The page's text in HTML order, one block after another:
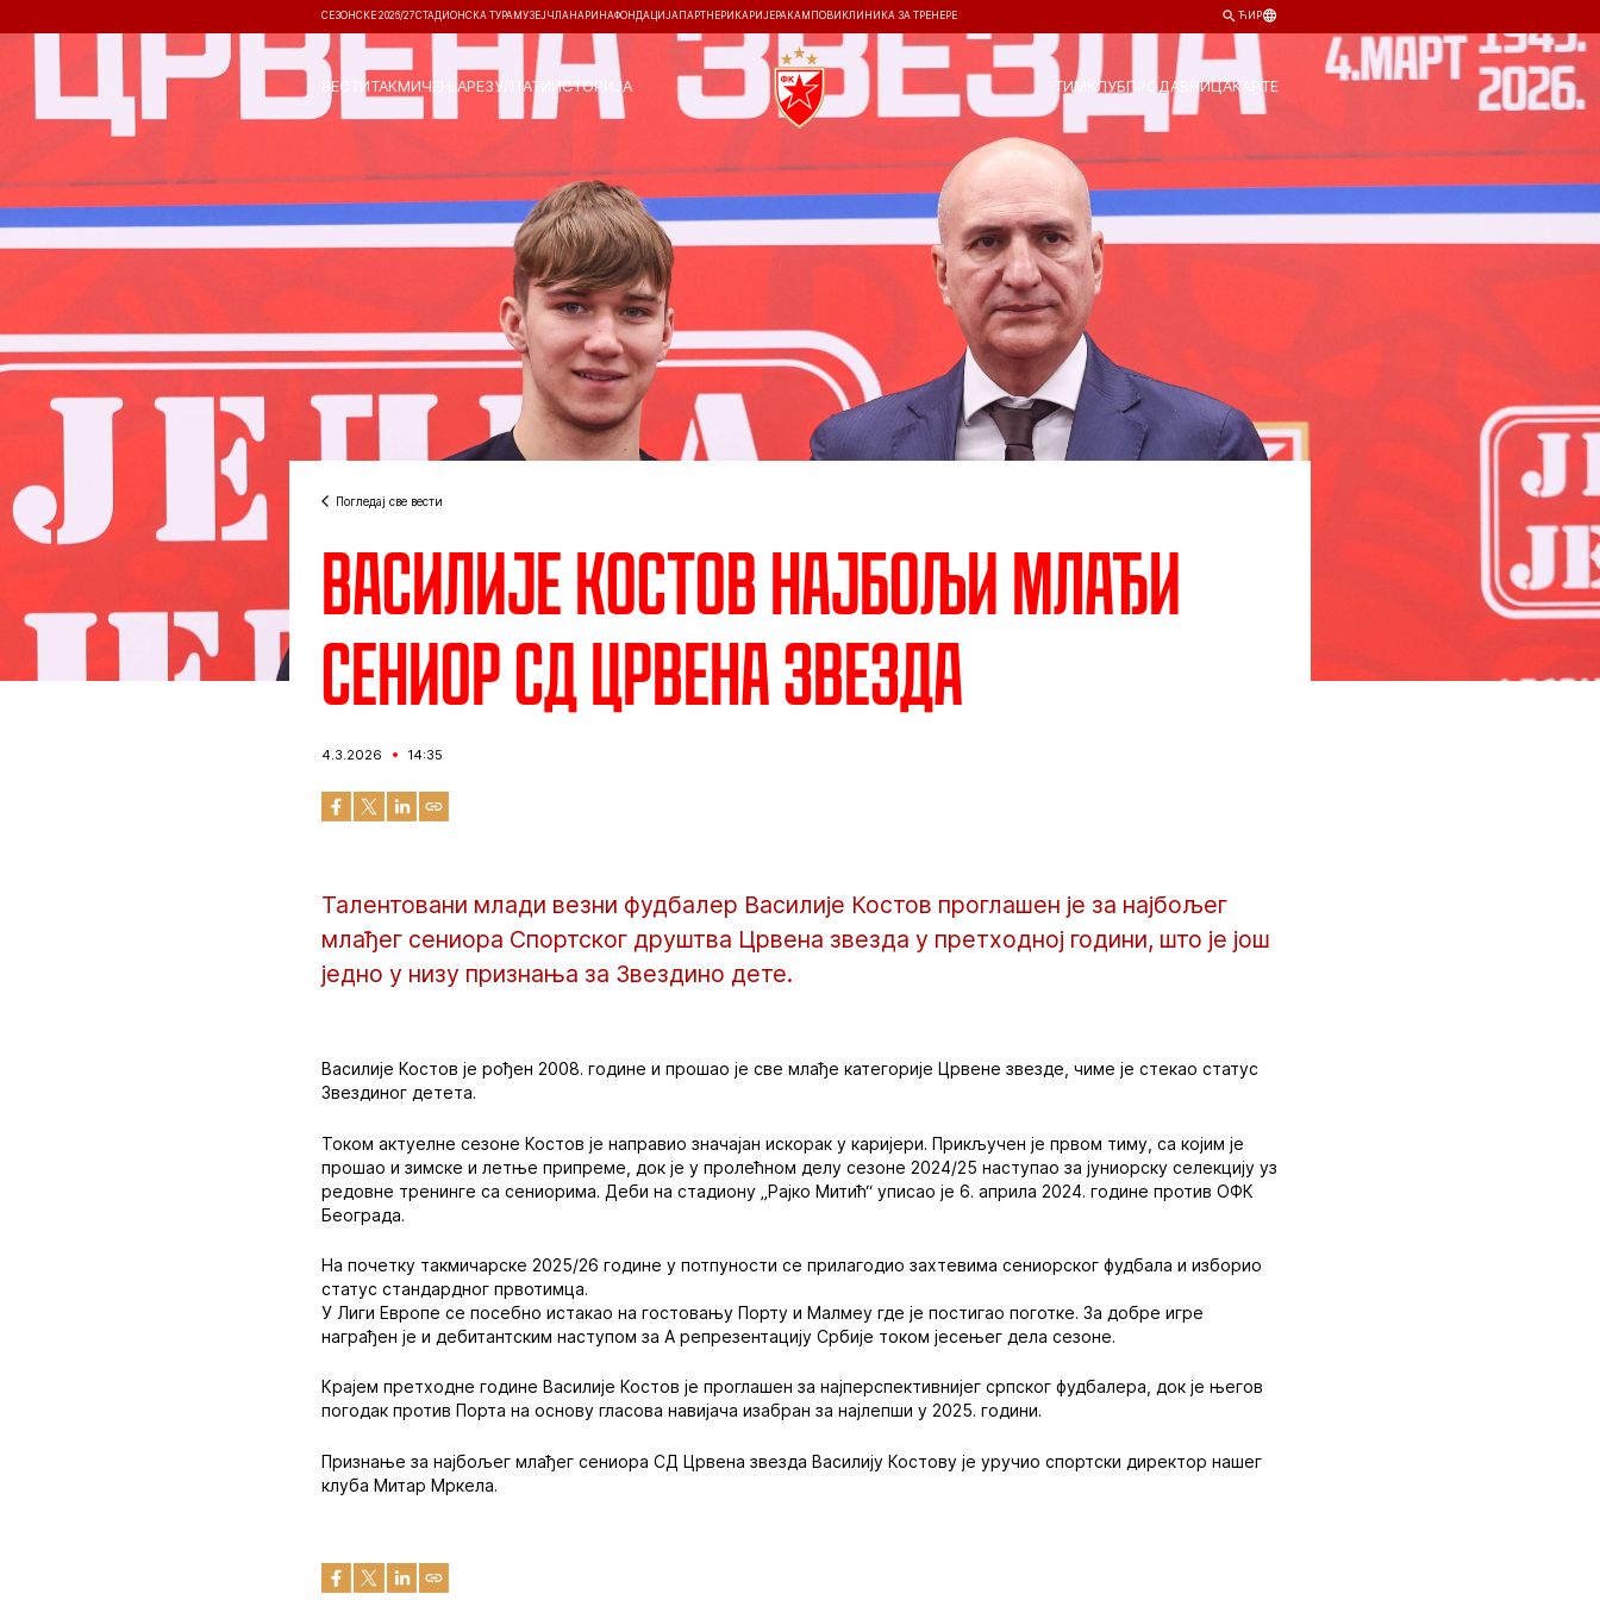
СЕЗОНСКЕ 2026/27СТАДИОНСКА ТУРА МУЗЕЈ ЧЛАНАРИНАФОНДАЦИЈА ПАРТНЕРИ КАРИЈЕРА КАМПОВИ КЛИНИКА ЗА ТРЕНЕРЕ ЋИР
ВЕСТИТАКМИЧЕЊАРЕЗУЛТАТИ ИСТОРИЈА ТИМ КЛУБПРОДАВНИЦАКАРТЕ
Погледај све вести
Василије Костов најбољи млађи
сениор СД Црвена звезда
4.3.2026 14:35
Талентовани млади везни фудбалер Василије Костов проглашен је за најбољег
млађег сениора Спортског друштва Црвена звезда у претходној години, што је још
једно у низу признања за Звездино дете.
Василије Костов је рођен 2008. године и прошао је све млађе категорије Црвене звезде, чиме је стекао статус
Звездиног детета.
Током актуелне сезоне Костов је направио значајан искорак у каријери. Прикључен је првом тиму, са којим је
прошао и зимске и летње припреме, док је у пролећном делу сезоне 2024/25 наступао за јуниорску селекцију уз
редовне тренинге са сениорима. Деби на стадиону „Рајко Митић“ уписао је 6. априла 2024. године против ОФК
Београда.
На почетку такмичарске 2025/26 године у потпуности се прилагодио захтевима сениорског фудбала и изборио
статус стандардног првотимца.
У Лиги Европе се посебно истакао на гостовању Порту и Малмеу где је постигао поготке. За добре игре
награђен је и дебитантским наступом за А репрезентацију Србије током јесењег дела сезоне.
Крајем претходне године Василије Костов је проглашен за најперспективнијег српског фудбалера, док је његов
погодак против Порта на основу гласова навијача изабран за најлепши у 2025. години.
Признање за најбољег млађег сениора СД Црвена звезда Василију Костову је уручио спортски директор нашег
клуба Митар Мркела.